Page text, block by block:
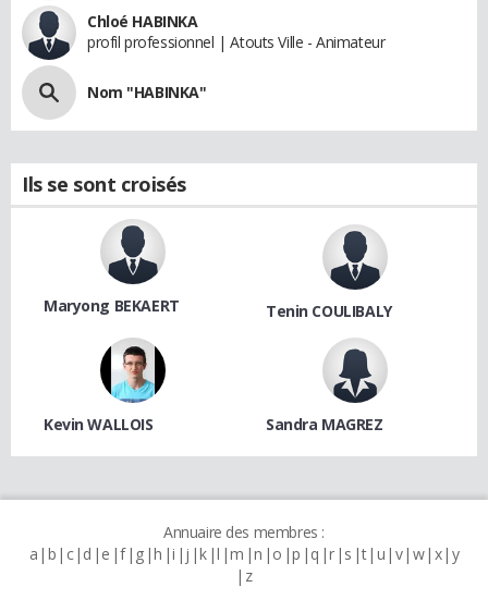
Chloé HABINKA
profil professionnel | Atouts Ville - Animateur
Nom "HABINKA"
Ils se sont croisés
Maryong BEKAERT Tenin COULIBALY
Kevin WALLOIS Sandra MAGREZ
Annuaire des membres :
a b c d e f g h i j k l m n o p q r s t u v w x y
z